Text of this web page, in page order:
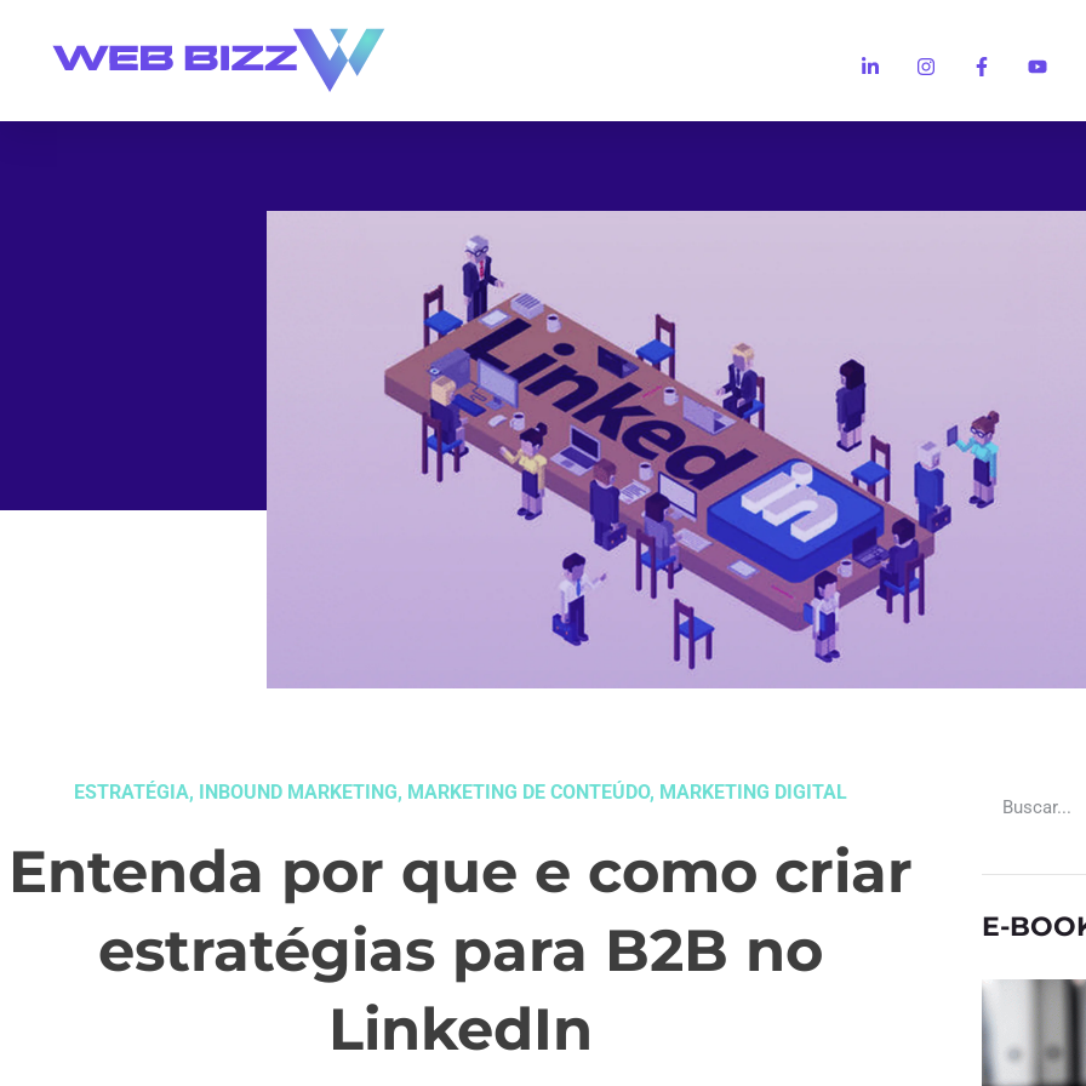
ESTRATÉGIA, INBOUND MARKETING, MARKETING DE CONTEÚDO, MARKETING DIGITAL
Entenda por que e como criar
estratégias para B2B no
LinkedIn
E-